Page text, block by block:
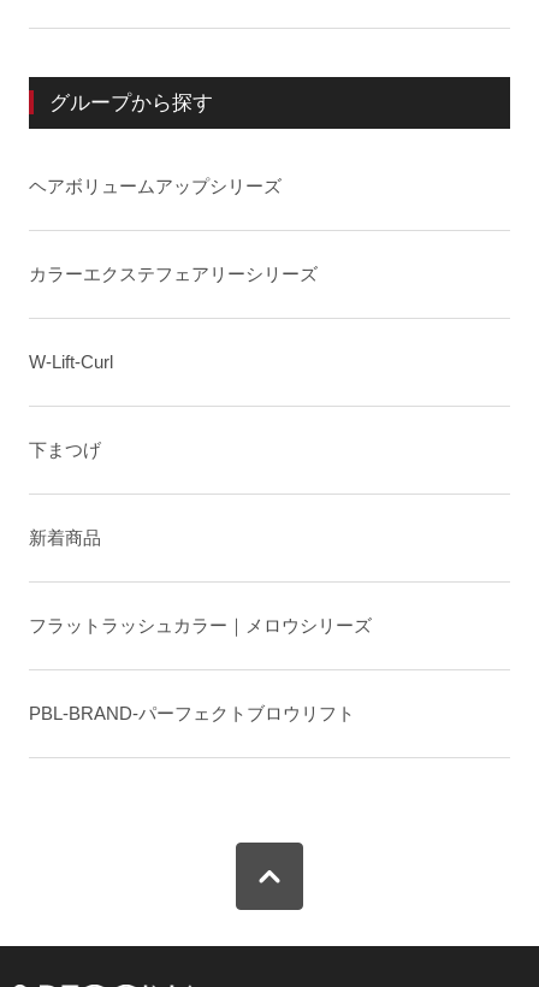
グループから探す
ヘアボリュームアップシリーズ
カラーエクステフェアリーシリーズ
W-Lift-Curl
下まつげ
新着商品
フラットラッシュカラー｜メロウシリーズ
PBL-BRAND-パーフェクトブロウリフト